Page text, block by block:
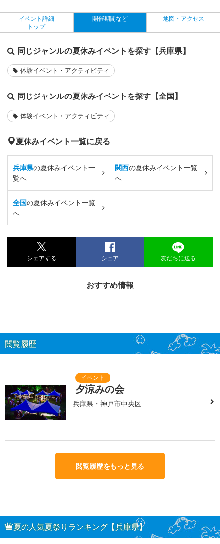
イベント詳細
トップ
開催期間など 地図・アクセス
同じジャンルの夏休みイベントを探す【兵庫県】
体験イベント・アクティビティ
同じジャンルの夏休みイベントを探す【全国】
体験イベント・アクティビティ
夏休みイベント一覧に戻る
兵庫県の夏休みイベント一
覧へ
関西の夏休みイベント一覧
へ
全国の夏休みイベント一覧
へ
シェアする シェア 友だちに送る
おすすめ情報
閲覧履歴
夕涼みの会
兵庫県・神戸市中央区
閲覧履歴をもっと見る
夏の人気夏祭りランキング【兵庫県】